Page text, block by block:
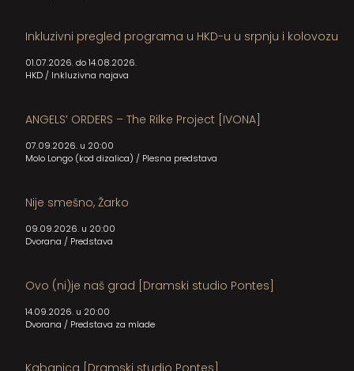
Inkluzivni pregled programa u HKD-u u srpnju i kolovozu
01.07.2026. do 14.08.2026.
HKD/ Inkluzivna najava
ANGELS’ ORDERS – The Rilke Project [IVONA]
07.09.2026. u 20:00
Molo Longo (kod dizalica) / Plesna predstava
Nije smešno, Žarko
09.09.2026. u 20:00
Dvorana / Predstava
Ovo (ni)je naš grad [Dramski studio Pontes]
14.09.2026. u 20:00
Dvorana / Predstava za mlade